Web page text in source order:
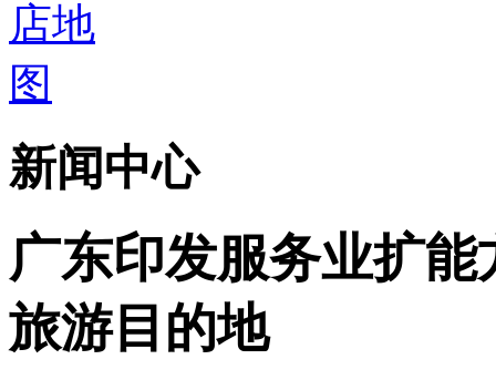
新闻中心
广东印发服务业扩
旅游目的地